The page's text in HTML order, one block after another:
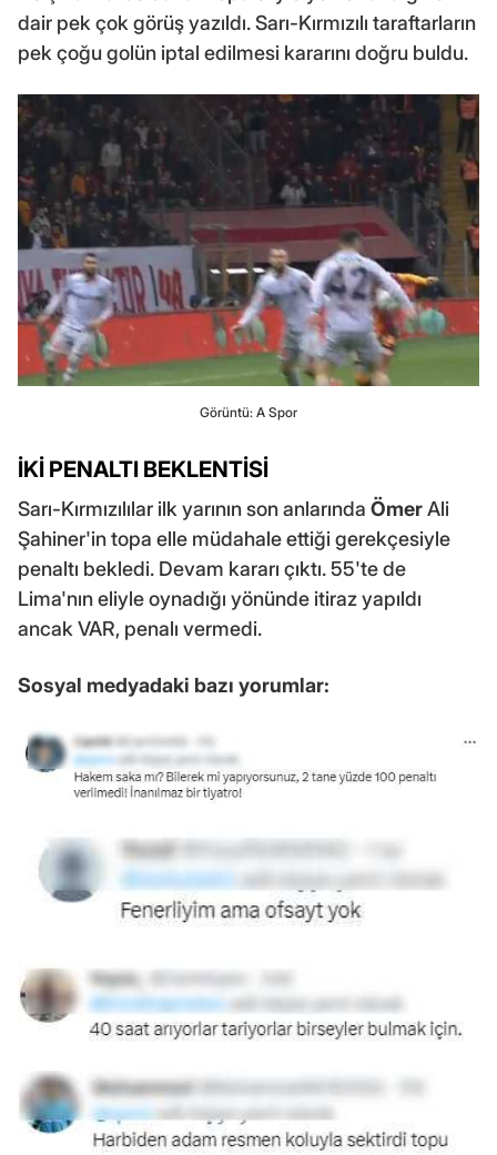
dair pek çok görüş yazıldı. Sarı-Kırmızılı taraftarların
pek çoğu golün iptal edilmesi kararını doğru buldu.
Görüntü: A Spor
İKİ PENALTI BEKLENTİSİ
Sarı-Kırmızılılar ilk yarının son anlarında ÖmerAli
Şahiner'in topa elle müdahale ettiği gerekçesiyle
penaltı bekledi. Devam kararı çıktı. 55'te de
Lima'nın eliyle oynadığı yönünde itiraz yapıldı
ancak VAR, penalı vermedi.
Sosyal medyadaki bazı yorumlar: